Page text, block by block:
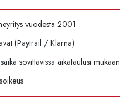
vuodesta 2001
(Paytrail / Klarna)
sovittavissa aikataulusi mukaan